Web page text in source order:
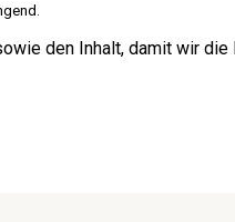
den Inhalt, damit wir